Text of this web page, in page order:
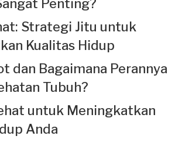
Penting?
Strategi Jitu untuk
Kualitas Hidup
dan Bagaimana Perannya
Tubuh?
untuk Meningkatkan
Anda